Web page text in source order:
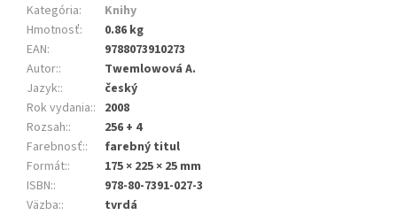
Kategória:
Knihy
Hmotnosť:
0.86 kg
EAN:
9788073910273
Autor::
Twemlowová A.
Jazyk::
český
Rok vydania:: 2008
Rozsah::
256 + 4
Farebnosť::
farebný titul
Formát::
175 × 225 × 25 mm
ISBN::
978-80-7391-027-3
Väzba:: tvrdá